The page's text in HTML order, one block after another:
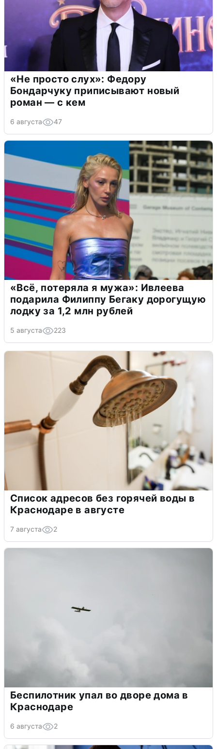
«Не просто слух»: Федору
Бондарчуку приписывают новый
роман — с кем
6 августа 47
«Всё, потеряла я мужа»: Ивлеева
подарила Филиппу Бегаку дорогущую
лодку за 1,2 млн рублей
5 августа 223
Список адресов без горячей воды в
Краснодаре в августе
7 августа 2
Беспилотник упал во дворе дома в
Краснодаре
6 августа 2